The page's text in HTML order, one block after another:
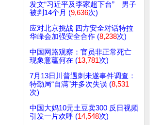
发文“习近平及李家超下台” 男子
被判14个月 (9,636次)
应对北京挑战 四方安全对话特拉
华峰会加强安全合作 (8,238次)
中国网路观察：官员非正常死亡
现象意蕴何在 (13,781次)
7月13日川普遇刺未遂事件调查：
特勤局“自满”并多次失误 (8,531
次)
中国大妈10元土豆卖300 反日视频
引发一片欢呼 (14,548次)